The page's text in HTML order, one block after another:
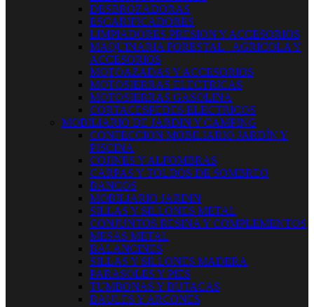
DESBROZADORAS
ESCARIFICADORES
LIMPIADORES PRESION Y ACCESORIOS
MAQUINARIA FORESTAL - AGRICOLA Y
ACCESORIOS
MOTOAZADAS Y ACCESORIOS
MOTOSIERRAS ELECTRICAS
MOTOSIERRAS GASOLINA
CORTACESPEDES ELECTRICOS
MOBILIARIO DE JARDIN Y CAMPING
CONFECCION MOBILIARIO JARDÍN Y
PISCINA
COJINES Y ALFOMBRAS
CARPAS Y TOLDOS DE SOMBREO
BANCOS
MOBILIARIO JARDIN
SILLAS Y SILLONES METAL
CONJUNTOS RESINA Y COMPLEMENTOS
MESAS METAL
BALANCINES
SILLAS Y SILLONES MADERA
PARASOLES Y PIES
TUMBONAS Y BUTACAS
BAULES Y ARCONES